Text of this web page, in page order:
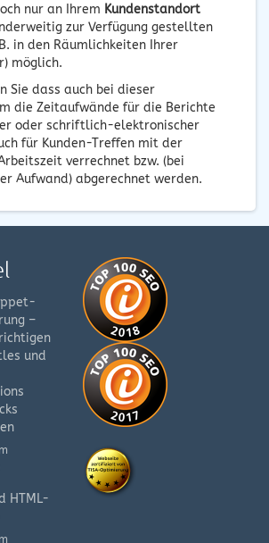
nur an Ihrem Kundenstandort
zur Verfügung gestellten
in den Räumlichkeiten Ihrer
möglich.
Sie dass auch bei dieser
die Zeitaufwände für die Berichte
oder schriftlich-elektronischer
für Kunden-Treffen mit der
verrechnet bzw. (bei
Aufwand) abgerechnet werden.
–
und
HTML-